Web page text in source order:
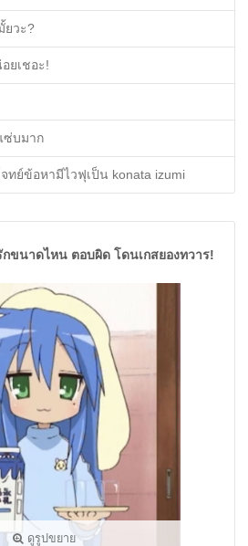
ยวะ?
ยเชอะ!
ซ่บมาก
ทย์ข้อหามีไวฟุเป็น konata izumi
ขนาดไหน ตอบผิด โดนเกสยองทวาร!
ดูรูปขยาย